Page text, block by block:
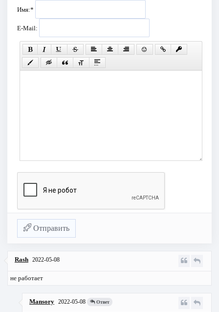
Имя:*
E-Mail:
Отправить
Rash 2022-05-08
не работает
Mansory 2022-05-08 Ответ